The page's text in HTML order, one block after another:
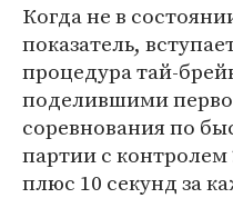
Когда не в
показатель,
процедура тай-
поделившими
соревнования по
партии с
плюс 10 секунд за